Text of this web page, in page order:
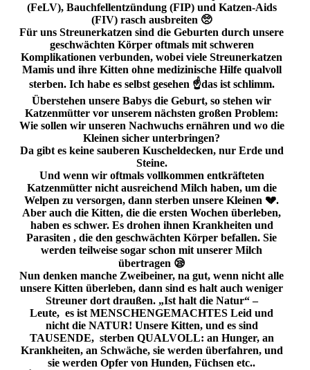
(FeLV), Bauchfellentzündung (FIP) und Katzen-Aids
(FIV) rasch ausbreiten 🥺
Für uns Streunerkatzen sind die Geburten durch unsere
geschwächten Körper oftmals mit schweren
Komplikationen verbunden, wobei viele Streunerkatzen
Mamis und ihre Kitten ohne medizinische Hilfe qualvoll
sterben. Ich habe es selbst gesehen ☝️das ist schlimm.
Überstehen unsere Babys die Geburt, so stehen wir
Katzenmütter vor unserem nächsten großen Problem:
Wie sollen wir unseren Nachwuchs ernähren und wo die
Kleinen sicher unterbringen?
Da gibt es keine sauberen Kuscheldecken, nur Erde und
Steine.
Und wenn wir oftmals vollkommen entkräfteten
Katzenmütter nicht ausreichend Milch haben, um die
Welpen zu versorgen, dann sterben unsere Kleinen 💔.
Aber auch die Kitten, die die ersten Wochen überleben,
haben es schwer. Es drohen ihnen Krankheiten und
Parasiten , die den geschwächten Körper befallen. Sie
werden teilweise sogar schon mit unserer Milch
übertragen 😪
Nun denken manche Zweibeiner, na gut, wenn nicht alle
unsere Kitten überleben, dann sind es halt auch weniger
Streuner dort draußen. „Ist halt die Natur“ –
Leute, es ist MENSCHENGEMACHTES Leid und
nicht die NATUR! Unsere Kitten, und es sind
TAUSENDE, sterben QUALVOLL: an Hunger, an
Krankheiten, an Schwäche, sie werden überfahren, und
sie werden Opfer von Hunden, Füchsen etc..